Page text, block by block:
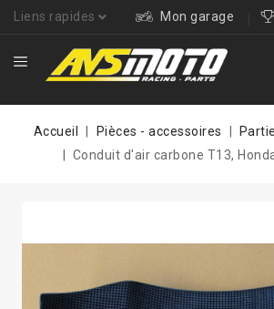
Liens rapides Mon garage
Accueil Pièces - accessoires
Conduit d'air carbone T13,